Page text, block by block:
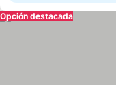
Opción destacada